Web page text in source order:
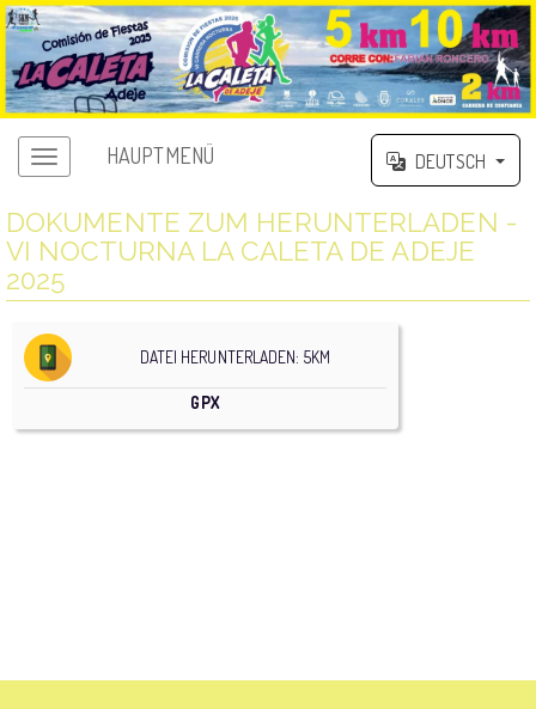
HAUPTMENÜ DEUTSCH
DOKUMENTE ZUM HERUNTERLADEN -
VI NOCTURNA LA CALETA DE ADEJE
2025
DATEI HERUNTERLADEN: 5KM
GPX